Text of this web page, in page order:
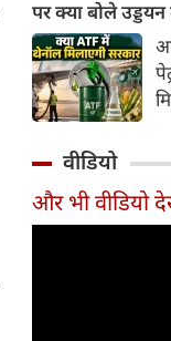
पर क्या बोले उड्डयन
है।
वीडियो
और भी वीडियो